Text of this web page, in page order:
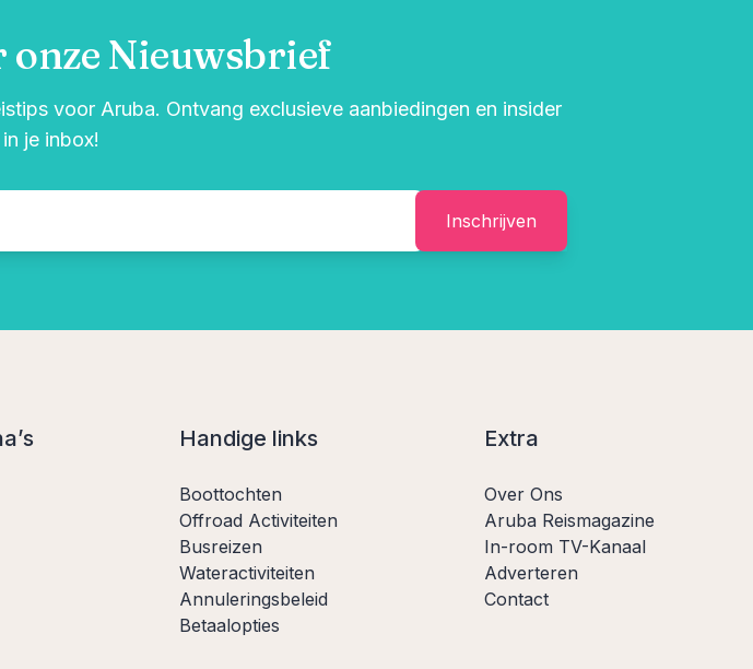
Nieuwsbrief
voor Aruba. Ontvang exclusieve aanbiedingen en insider
je inbox!
Inschrijven
Handige links
Boottochten
Offroad Activiteiten
Busreizen
Wateractiviteiten
Annuleringsbeleid
Betaalopties
Extra
Over Ons
Aruba Reismagazine
In-room TV-Kanaal
Adverteren
Contact